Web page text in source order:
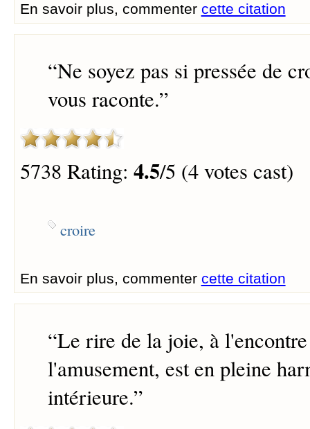
En savoir plus, commenter cette citation
“Ne soyez pas si pressée de
vous raconte.”
5738 Rating: 4.5/5 (4 votes cast)
croire
En savoir plus, commenter cette citation
“Le rire de la joie, à
l'amusement, est en pleine
intérieure.”